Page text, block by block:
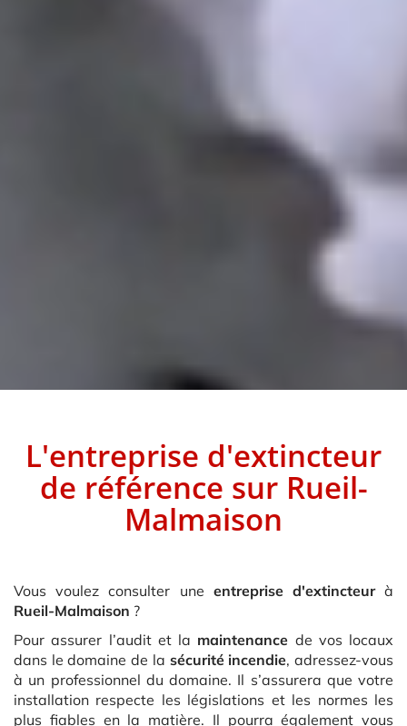
L'entreprise d'extincteur
de référence sur Rueil-
Malmaison
Vous voulez consulter une entreprise d'extincteurà
Rueil-Malmaison ?
Pour assurer l’audit et la maintenance de vos locaux
dans le domaine de la sécurité incendie, adressez-vous
à un professionnel du domaine. Il s’assurera que votre
installation respecte les législations et les normes les
plus fiables en la matière. Il pourra également vous